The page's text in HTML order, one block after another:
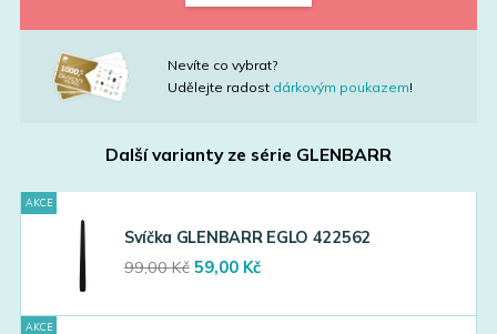
Nevíte co vybrat?
Udělejte radost dárkovým poukazem!
Další varianty ze série GLENBARR
AKCE
Svíčka GLENBARR EGLO 422562
99,00Kč Original
was:
59,00 KčCurrent
is:
AKCE